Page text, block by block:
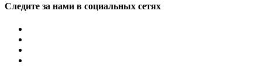
Следите за нами в социальных сетях